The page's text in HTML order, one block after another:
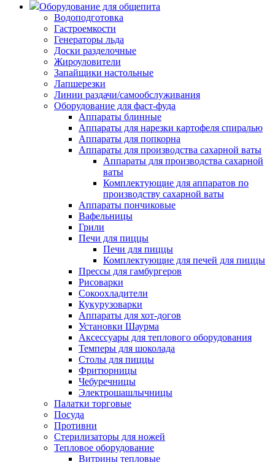
Оборудование для общепита
Водоподготовка
Гастроемкости
Генераторы льда
Доски разделочные
Жироуловители
Запайщики настольные
Лапшерезки
Линии раздачи/самообслуживания
Оборудование для фаст-фуда
Аппараты блинные
Аппараты для нарезки картофеля спиралью
Аппараты для попкорна
Аппараты для производства сахарной ваты
Аппараты для производства сахарной
ваты
Комплектующие для аппаратов по
производству сахарной ваты
Аппараты пончиковые
Вафельницы
Грили
Печи для пиццы
Печи для пиццы
Комплектующие для печей для пиццы
Прессы для гамбургеров
Рисоварки
Сокоохладители
Кукурузоварки
Аппараты для хот-догов
Установки Шаурма
Аксессуары для теплового оборудования
Темперы для шоколада
Столы для пиццы
Фритюрницы
Чебуречницы
Электрошашлычницы
Палатки торговые
Посуда
Противни
Стерилизаторы для ножей
Тепловое оборудование
Витрины тепловые